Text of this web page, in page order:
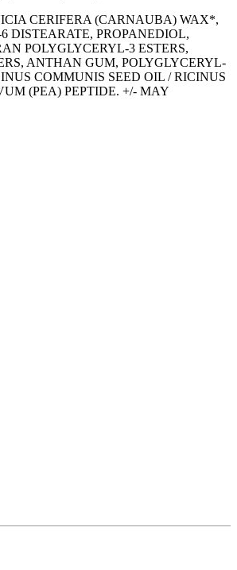
CERIFERA (CARNAUBA) WAX*,
DISTEARATE, PROPANEDIOL,
POLYGLYCERYL-3 ESTERS,
ANTHAN GUM, POLYGLYCERYL-
COMMUNIS SEED OIL / RICINUS
(PEA) PEPTIDE. +/- MAY